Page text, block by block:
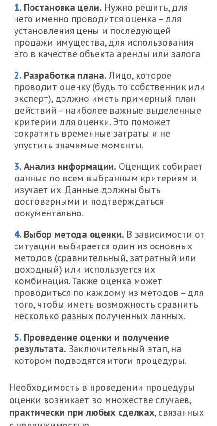
Постановка цели. Нужно решить, для
чего именно проводится оценка – для
установления цены и последующей
продажи имущества, для использования
его в качестве объекта аренды или залога.
Разработка плана.Лицо, которое
проводит оценку (будь то собственник или
эксперт), должно иметь примерный план
действий – наиболее важные выделенные
критерии для оценки. Это поможет
сократить временные затраты и не
упустить значимые моменты.
Анализ информации. Оценщик собирает
данные по всем выбранным критериям и
изучает их. Данные должны быть
достоверными и подтверждаться
документально.
Выбор метода оценки. В зависимости от
ситуации выбирается один из основных
методов (сравнительный, затратный или
доходный) или используется их
комбинация. Также оценка может
проводиться по каждому из методов – для
того, чтобы иметь возможность сравнить
несколько разных полученных данных.
Проведение оценки и получение
результата. Заключительный этап, на
котором подводятся итоги процедуры.
Необходимость в проведении процедуры
оценки возникает во множестве случаев,
практически при любых сделках, связанных